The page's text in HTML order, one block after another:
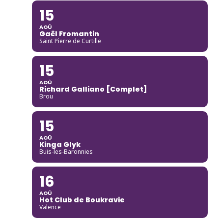
15
AOÛ
Gaël Fromantin
Saint Pierre de Curtille
15
AOÛ
Richard Galliano [Complet]
Brou
15
AOÛ
Kinga Glyk
Buis-les-Baronnies
16
AOÛ
Hot Club de Boukravie
Valence